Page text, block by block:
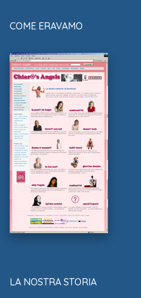
COME ERAVAMO
LA NOSTRA STORIA